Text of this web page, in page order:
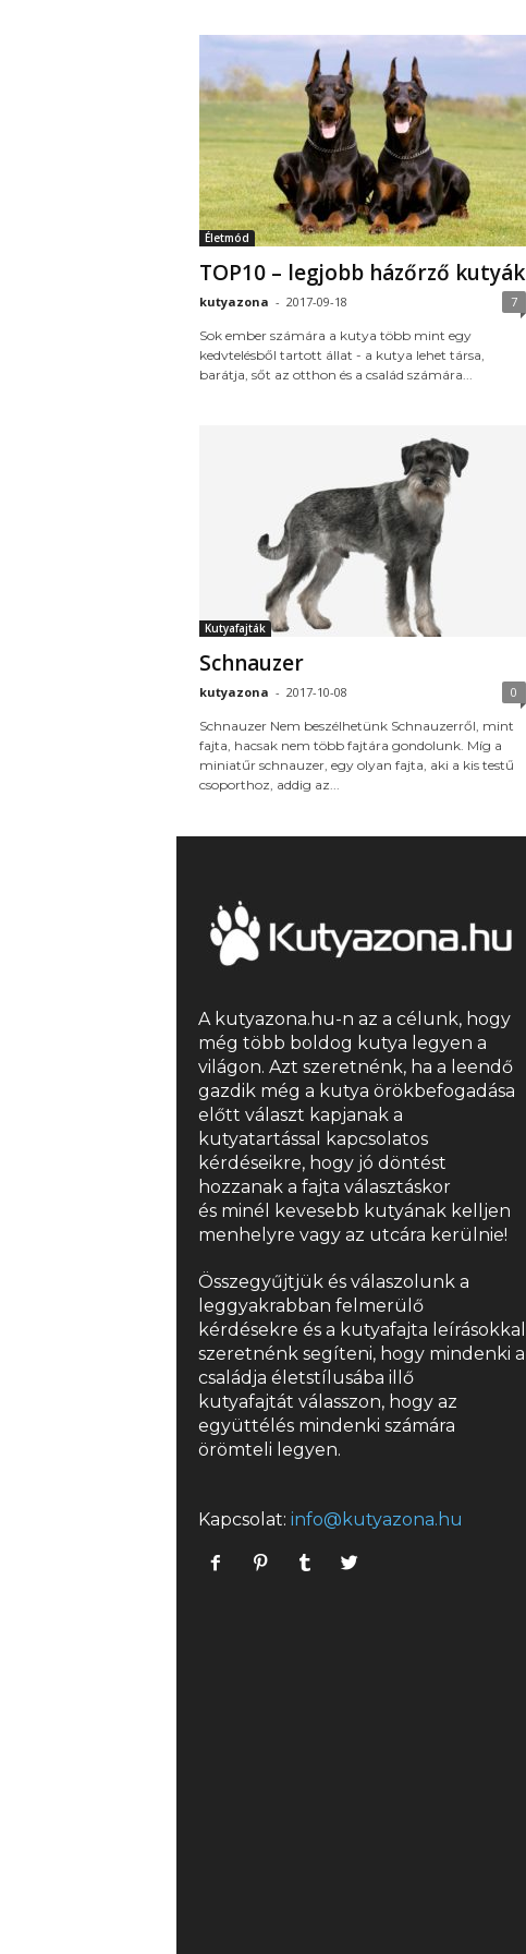
Életmód
TOP10 – legjobb házőrző kutyák
kutyazona - 2017-09-18 7
Sok ember számára a kutya több mint egy
kedvtelésből tartott állat - a kutya lehet társa,
barátja, sőt az otthon és a család számára...
Kutyafajták
Schnauzer
kutyazona - 2017-10-08 0
Schnauzer Nem beszélhetünk Schnauzerről, mint
fajta, hacsak nem több fajtára gondolunk. Míg a
miniatűr schnauzer, egy olyan fajta, aki a kis testű
csoporthoz, addig az...
A kutyazona.hu-n az a célunk, hogy
még több boldog kutya legyen a
világon. Azt szeretnénk, ha a leendő
gazdik még a kutya örökbefogadása
előtt választ kapjanak a
kutyatartással kapcsolatos
kérdéseikre, hogy jó döntést
hozzanak a fajta választáskor
és minél kevesebb kutyának kelljen
menhelyre vagy az utcára kerülnie!
Összegyűjtjük és válaszolunk a
leggyakrabban felmerülő
kérdésekre és a kutyafajta leírásokkal
szeretnénk segíteni, hogy mindenki a
családja életstílusába illő
kutyafajtát válasszon, hogy az
együttélés mindenki számára
örömteli legyen.
Kapcsolat: info@kutyazona.hu